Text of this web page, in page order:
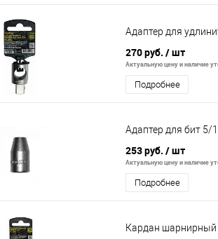
Адаптер для
270 руб. / шт
Актуальную цену и наличие
Подробнее
Адаптер для бит 5/
253 руб. / шт
Актуальную цену и наличие
Подробнее
Кардан шарнирный